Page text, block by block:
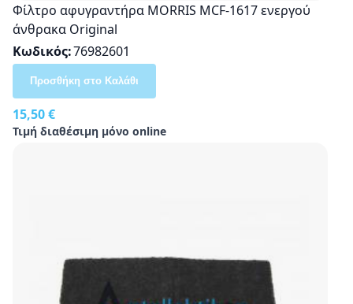
Φίλτρο αφυγραντήρα MORRIS MCF-1617 ενεργού
άνθρακα Original
Κωδικός 76982601
15,50 €
Τιμή διαθέσιμη μόνο online
Προσθήκη στο Καλάθι